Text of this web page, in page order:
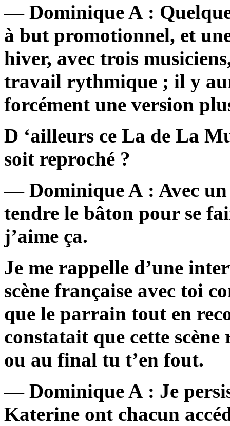
— Dominique A :
à but promotionnel, et
hiver, avec trois
travail rythmique ; il y
forcément une version
D ‘ailleurs ce La de La
soit reproché ?
— Dominique A : Avec un
tendre le bâton pour se
j’aime ça.
Je me rappelle d’une
scène française avec toi
que le parrain tout en
constatait que cette
ou au final tu t’en fout.
— Dominique A : Je
Katerine ont chacun